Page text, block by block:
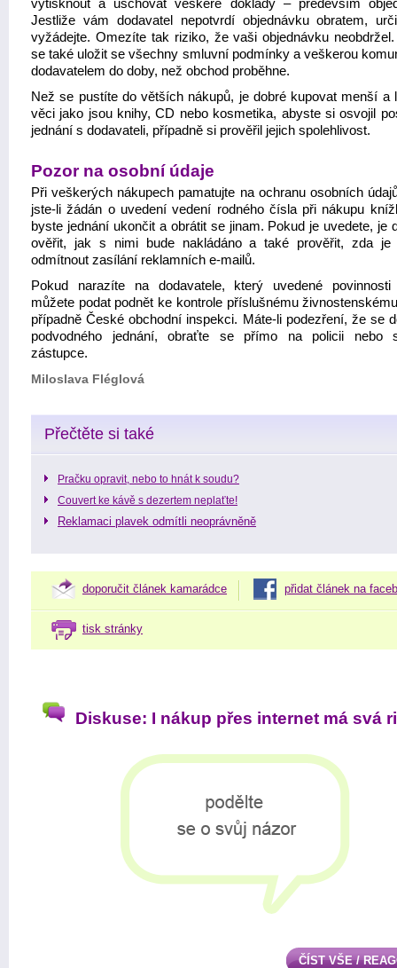
vytisknout a uschovat veškeré doklady – především
Jestliže vám dodavatel nepotvrdí objednávku obratem,
vyžádejte. Omezíte tak riziko, že vaši objednávku
se také uložit se všechny smluvní podmínky a veškerou
dodavatelem do doby, než obchod proběhne.
Než se pustíte do větších nákupů, je dobré kupovat menší a
věci jako jsou knihy, CD nebo kosmetika, abyste si osvojil
jednání s dodavateli, případně si prověřil jejich spolehlivost.
Pozor na osobní údaje
Při veškerých nákupech pamatujte na ochranu osobních
jste-li žádán o uvedení vedení rodného čísla při nákupu
byste jednání ukončit a obrátit se jinam. Pokud je uvedete, je
ověřit, jak s nimi bude nakládáno a také prověřit, zda je
odmítnout zasílání reklamních e-mailů.
Pokud narazíte na dodavatele, který uvedené povinnosti
můžete podat podnět ke kontrole příslušnému
případně České obchodní inspekci. Máte-li podezření, že se
podvodného jednání, obraťte se přímo na policii nebo
zástupce.
Miloslava Fléglová
Přečtěte si také
Pračku opravit, nebo to hnát k soudu?
Couvert ke kávě s dezertem neplaťte!
Reklamaci plavek odmítli neoprávněně
doporučit článek kamarádce přidat článek na
tisk stránky
Diskuse: I nákup přes internet má svá
ČÍST VŠE /